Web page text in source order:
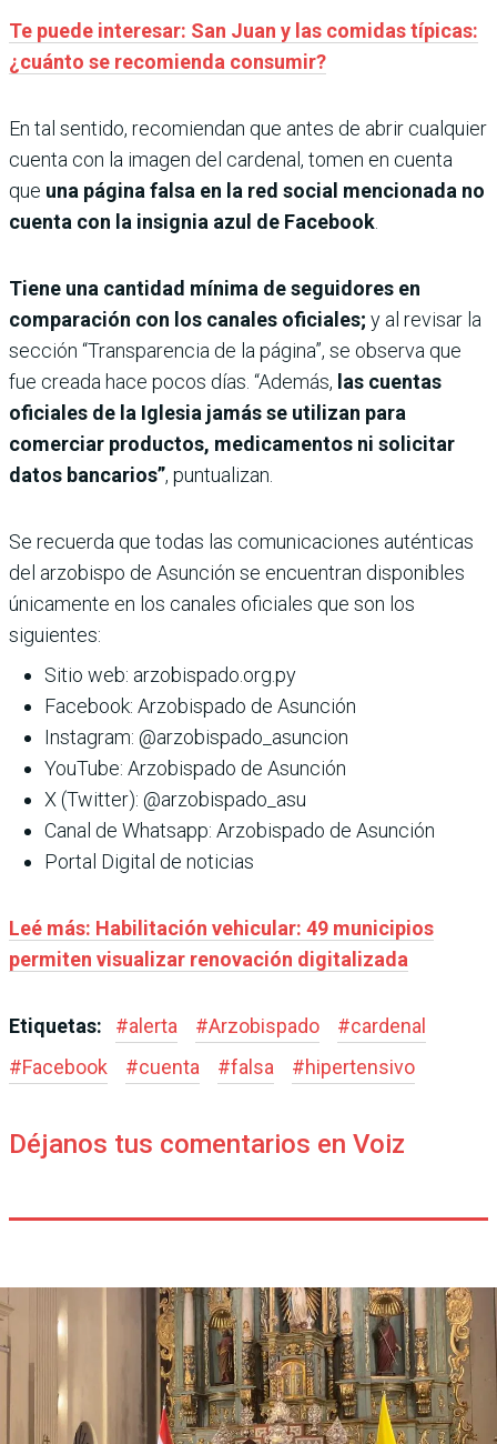
Te puede interesar: San Juan y las comidas típicas:
¿cuánto se recomienda consumir?
En tal sentido, recomiendan que antes de abrir cualquier
cuenta con la imagen del cardenal, tomen en cuenta
que una página falsa en la red social mencionada no
cuenta con la insignia azul de Facebook
Tiene una cantidad mínima de seguidores en
comparación con los canales oficiales; y al revisar la
sección “Transparencia de la página”, se observa que
fue creada hace pocos días. “Además, las cuentas
oficiales de la Iglesia jamás se utilizan para
comerciar productos, medicamentos ni solicitar
datos bancarios”, puntualizan.
Se recuerda que todas las comunicaciones auténticas
del arzobispo de Asunción se encuentran disponibles
únicamente en los canales oficiales que son los
siguientes:
Sitio web: arzobispado.org.py
Facebook: Arzobispado de Asunción
Instagram: @arzobispado_asuncion
YouTube: Arzobispado de Asunción
X (Twitter): @arzobispado_asu
Canal de Whatsapp: Arzobispado de Asunción
Portal Digital de noticias
Leé más: Habilitación vehicular: 49 municipios
permiten visualizar renovación digitalizada
Etiquetas: #alerta #Arzobispado #cardenal
#Facebook #cuenta #falsa #hipertensivo
Déjanos tus comentarios en Voiz